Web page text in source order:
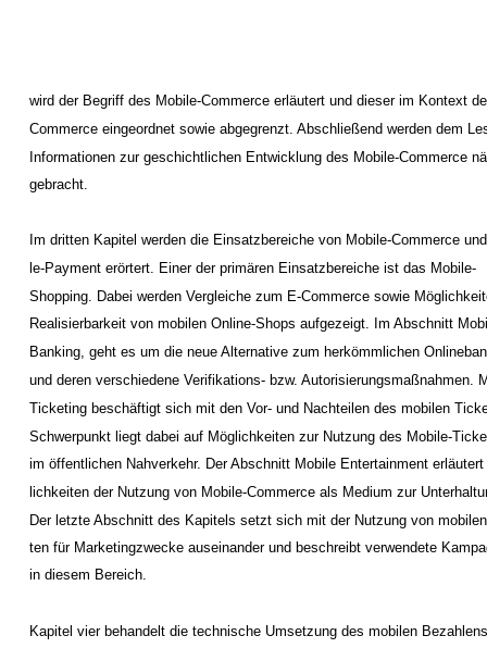
wird der Begriff des Mobile-Commerce erläutert und dieser im Kontext
Commerce eingeordnet sowie abgegrenzt. Abschließend werden dem
Informationen zur geschichtlichen Entwicklung des Mobile-Commerce
gebracht.
Im dritten Kapitel werden die Einsatzbereiche von Mobile-Commerce
le-Payment erörtert. Einer der primären Einsatzbereiche ist das Mobile-
Shopping. Dabei werden Vergleiche zum E-Commerce sowie
Realisierbarkeit von mobilen Online-Shops aufgezeigt. Im Abschnitt
Banking, geht es um die neue Alternative zum herkömmlichen
und deren verschiedene Verifikations- bzw. Autorisierungsmaßnahmen.
Ticketing beschäftigt sich mit den Vor- und Nachteilen des mobilen
Schwerpunkt liegt dabei auf Möglichkeiten zur Nutzung des Mobile-
im öffentlichen Nahverkehr. Der Abschnitt Mobile Entertainment erläutert
lichkeiten der Nutzung von Mobile-Commerce als Medium zur
Der letzte Abschnitt des Kapitels setzt sich mit der Nutzung von
ten für Marketingzwecke auseinander und beschreibt verwendete
in diesem Bereich.
Kapitel vier behandelt die technische Umsetzung des mobilen